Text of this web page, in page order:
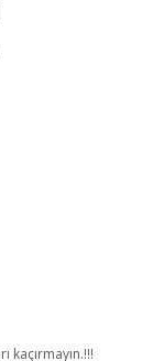
kaçırmayın.!!!